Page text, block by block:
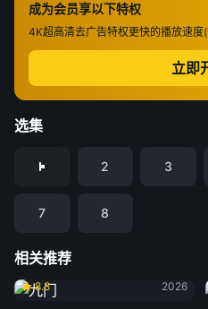
成为会员享以下特权
4K超高清去广告特权更快的播放速度
立即
选集
2 3
7 8
相关推荐
九门
8.8
2026
悬案